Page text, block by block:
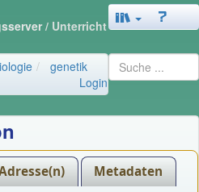
/ Unterricht
genetik
Login
Metadaten